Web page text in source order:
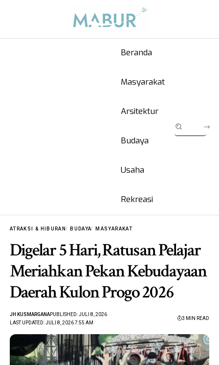
Beranda
Masyarakat
Arsitektur
Budaya
Usaha
Rekreasi
ATRAKSI & HIBURAN BUDAYA MASYARAKAT
Digelar 5 Hari, Ratusan Pelajar
Meriahkan Pekan Kebudayaan
Daerah Kulon Progo 2026
LAST UPDATED: JULI 8, 2026 7:55 AM
JH KUSMARGANAPUBLISHED: JULI 8, 2026
3 MIN READ